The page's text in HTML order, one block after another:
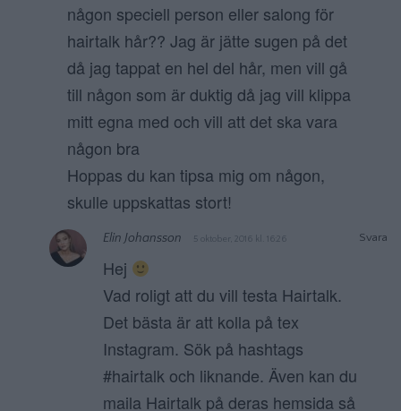
någon speciell person eller salong för
hairtalk hår?? Jag är jätte sugen på det
då jag tappat en hel del hår, men vill gå
till någon som är duktig då jag vill klippa
mitt egna med och vill att det ska vara
någon bra
Hoppas du kan tipsa mig om någon,
skulle uppskattas stort!
Svara
Elin Johansson 5 oktober, 2016 kl. 16:26
Hej
Vad roligt att du vill testa Hairtalk.
Det bästa är att kolla på tex
Instagram. Sök på hashtags
#hairtalk och liknande. Även kan du
maila Hairtalk på deras hemsida så